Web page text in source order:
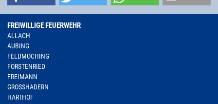
FREIWILLIGE FEUERWEHR
ALLACH
AUBING
FELDMOCHING
FORSTENRIED
FREIMANN
GROSSHADERN
HARTHOF